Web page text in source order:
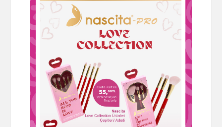
Aksesuar Ayakkabı Bakliyat
Bebek
Beyaz Eşya
Çay & Kahve & Şeker
Cep Telefonu
Çikolata & Bisküvi & Kuruyemiş
Dondurma
Dondurulmuş Ürünler
Elektronik
Et & Balık Ev & Dekorasyon
Evcil Hayvan
Gezi & Seyahat
Hobi
İçecekler
Kırtasiye Kişisel Bakım Kitap & Dergi
Konserve
Küçük Ev Aletleri
Meyve & Sebze Mutfak Ürünleri
Otomobil
Oyuncak
Sağlık Süt Ürünleri & Kahvaltılık
Temizlik
Un & Şeker & Yağ
Yapı & Teknik